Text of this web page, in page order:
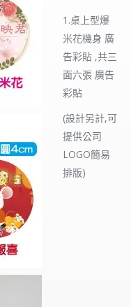
1.桌上型爆
米花機身 廣
告彩貼 ,共三
面六張 廣告
彩貼
(設計另計,可
提供公司
LOGO簡易
排版)